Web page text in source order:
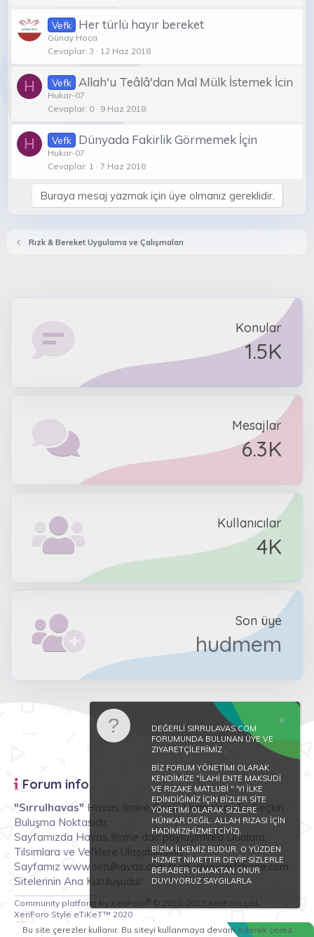
Vefk Her türlü hayır bereket
Günay Hoca
Cevaplar 3 12 Haz 2018
H Vefk Allah'u Teâlâ'dan Mal Mülk İstemek İcin
Hukar-07
Cevaplar 0 9 Haz 2018
H Vefk Dünyada Fakirlik Görmemek İçin
Hukar-07
Cevaplar 1 7 Haz 2018
Buraya mesaj yazmak için üye olmanız gereklidir.
Rızk & Bereket Uygulama ve Çalışmaları
Konular
1.5K
Mesajlar
6.3K
Kullanıcılar
4K
Son üye
hudmem
Forum info
"Sırrulhavas" Havas İlmine Gönül Vermişlerin En Seçkin
Buluşma Noktasıdır.
Sayfamızda Havas İlmine dair paylaşımlara Dualara,
Tılsımlara ve Vefklere Ulaşabilirsiniz.
Sayfamız www.sirrulhavas.com.tr ve www.vefkhane.com
Sitelerinin Ana Kuruluşudur.
Community platform by XenForo ® © 2010-2023 XenForo Ltd.
XenForo Style eTiKeT™ 2020
Tepki lideri konular
DEĞERLİ SIRRULAVAS.COM
FORUMUNDA BULUNAN ÜYE VE
ZIYARETÇİLERİMİZ .
BİZ FORUM YÖNETİMI OLARAK
KENDİMİZE "İLAHİ ENTE MAKSUDİ
VE RIZAKE MATLUBİ " 'YI İLKE
EDİNDİĞİMİZ İÇİN BİZLER SİTE
YÖNETİMİ OLARAK SİZLERE
HÜNKAR DEĞİL. ALLAH RIZASI İÇİN
HADİMİZ(HİZMETCİYİZ).
BİZİM İLKEMİZ BUDUR. O YÜZDEN
HİZMET NİMETTİR DEYİP SİZLERLE
BERABER OLMAKTAN ONUR
DUYUYORUZ SAYGILARLA
Bu site çerezler kullanır. Bu siteyi kullanmaya devam ederek çerez